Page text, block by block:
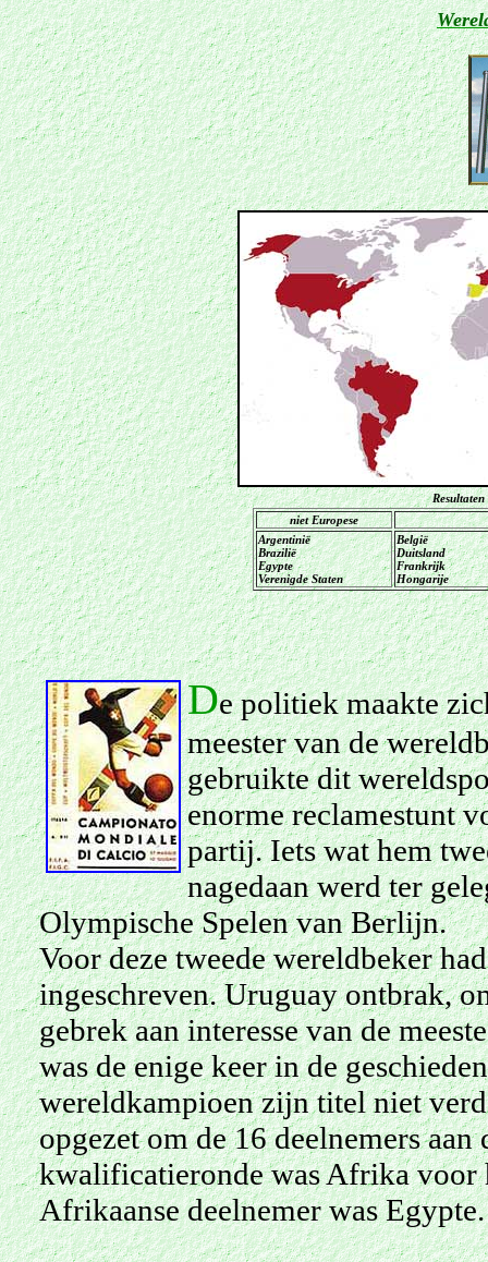
niet Europese
Argentinië
Brazilië
Egypte
Verenigde Staten
België
Duitsland
Frankrijk
Hongarije
De politiek maakte
meester van de
gebruikte dit
enorme reclamestunt
partij. Iets wat hem
nagedaan werd ter
Olympische Spelen van Berlijn.
Voor deze tweede wereldbeker
ingeschreven. Uruguay ontbrak,
gebrek aan interesse van de
was de enige keer in de
wereldkampioen zijn titel niet
opgezet om de 16 deelnemers
kwalificatieronde was Afrika voor
Afrikaanse deelnemer was Egypte.